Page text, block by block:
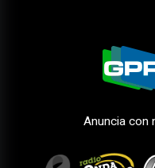
Anuncia con